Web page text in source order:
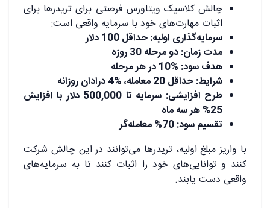
چالش کلاسیک ویتاورس فرصتی برای تریدرها برای
اثبات مهارت‌های خود با سرمایه واقعی است:
سرمایه‌گذاری اولیه: حداقل 100 دلار
مدت زمان: دو مرحله 30 روزه
هدف سود: %10 در هر مرحله
شرایط: حداقل 20 معامله، %4 درادان روزانه
طرح افزایشی: سرمایه تا 500,000 دلار با افزایش
25% هر سه ماه
تقسیم سود: 70% معامله‌گر
با واریز مبلغ اولیه، تریدرها می‌توانند در این چالش شرکت
کنند و توانایی‌های خود را اثبات کنند تا به سرمایه‌های
واقعی دست یابند.